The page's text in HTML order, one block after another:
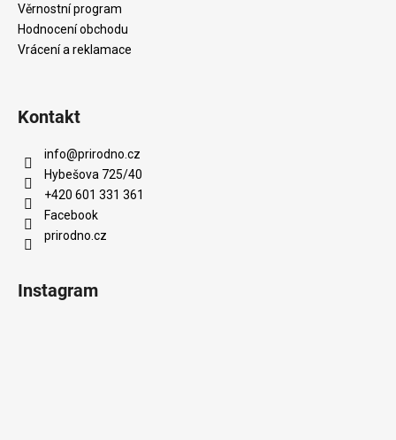
Věrnostní program
Hodnocení obchodu
Vrácení a reklamace
Kontakt
info@prirodno.cz
Hybešova 725/40
+420 601 331 361
Facebook
prirodno.cz
Instagram